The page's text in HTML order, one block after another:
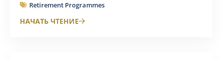
Retirement Programmes
НАЧАТЬ ЧТЕНИЕ